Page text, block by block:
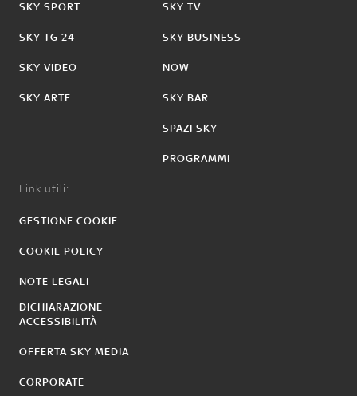
SKY SPORT
SKY TG 24
SKY VIDEO
SKY ARTE
SKY TV
SKY BUSINESS
NOW
SKY BAR
SPAZI SKY
PROGRAMMI
Link utili:
GESTIONE COOKIE
COOKIE POLICY
NOTE LEGALI
DICHIARAZIONE
ACCESSIBILITÀ
OFFERTA SKY MEDIA
CORPORATE